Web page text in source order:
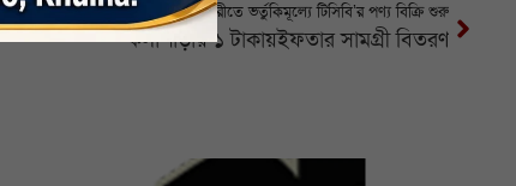
চিতলমারীতে ভর্তুকিমূল্যে টিসিবি’র পণ্য বিক্রি শুরু
কলাপাড়ায় ১ টাকায়ইফতার সামগ্রী বিতরণ